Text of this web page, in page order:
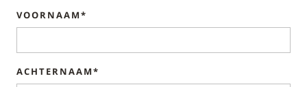
VOORNAAM*
ACHTERNAAM*